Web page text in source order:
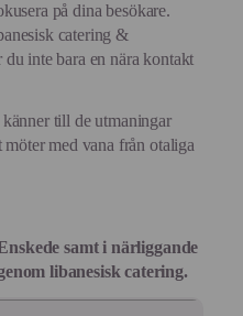
på dina besökare.
catering &
inte bara en nära kontakt
till de utmaningar
med vana från otaliga
samt i närliggande
libanesisk catering.